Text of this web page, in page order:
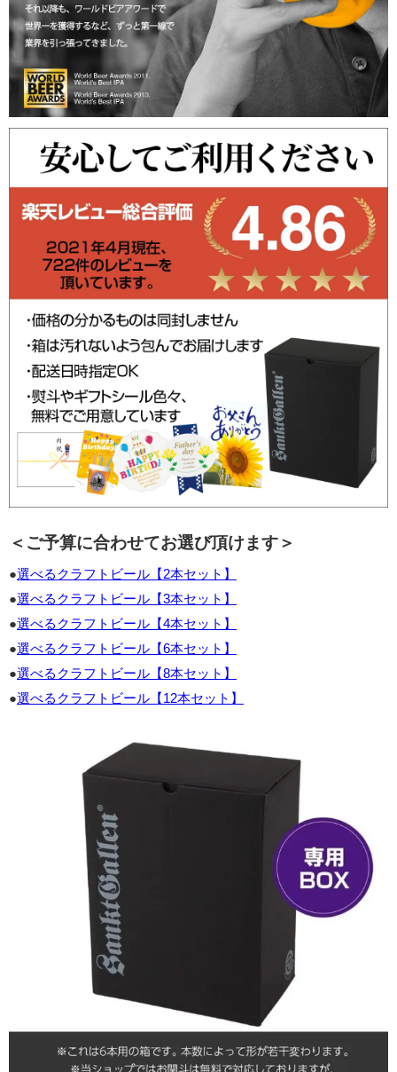
＜ご予算に合わせてお選び頂けます＞
●選べるクラフトビール【2本セット】
●選べるクラフトビール【3本セット】
●選べるクラフトビール【4本セット】
●選べるクラフトビール【6本セット】
●選べるクラフトビール【8本セット】
●選べるクラフトビール【12本セット】